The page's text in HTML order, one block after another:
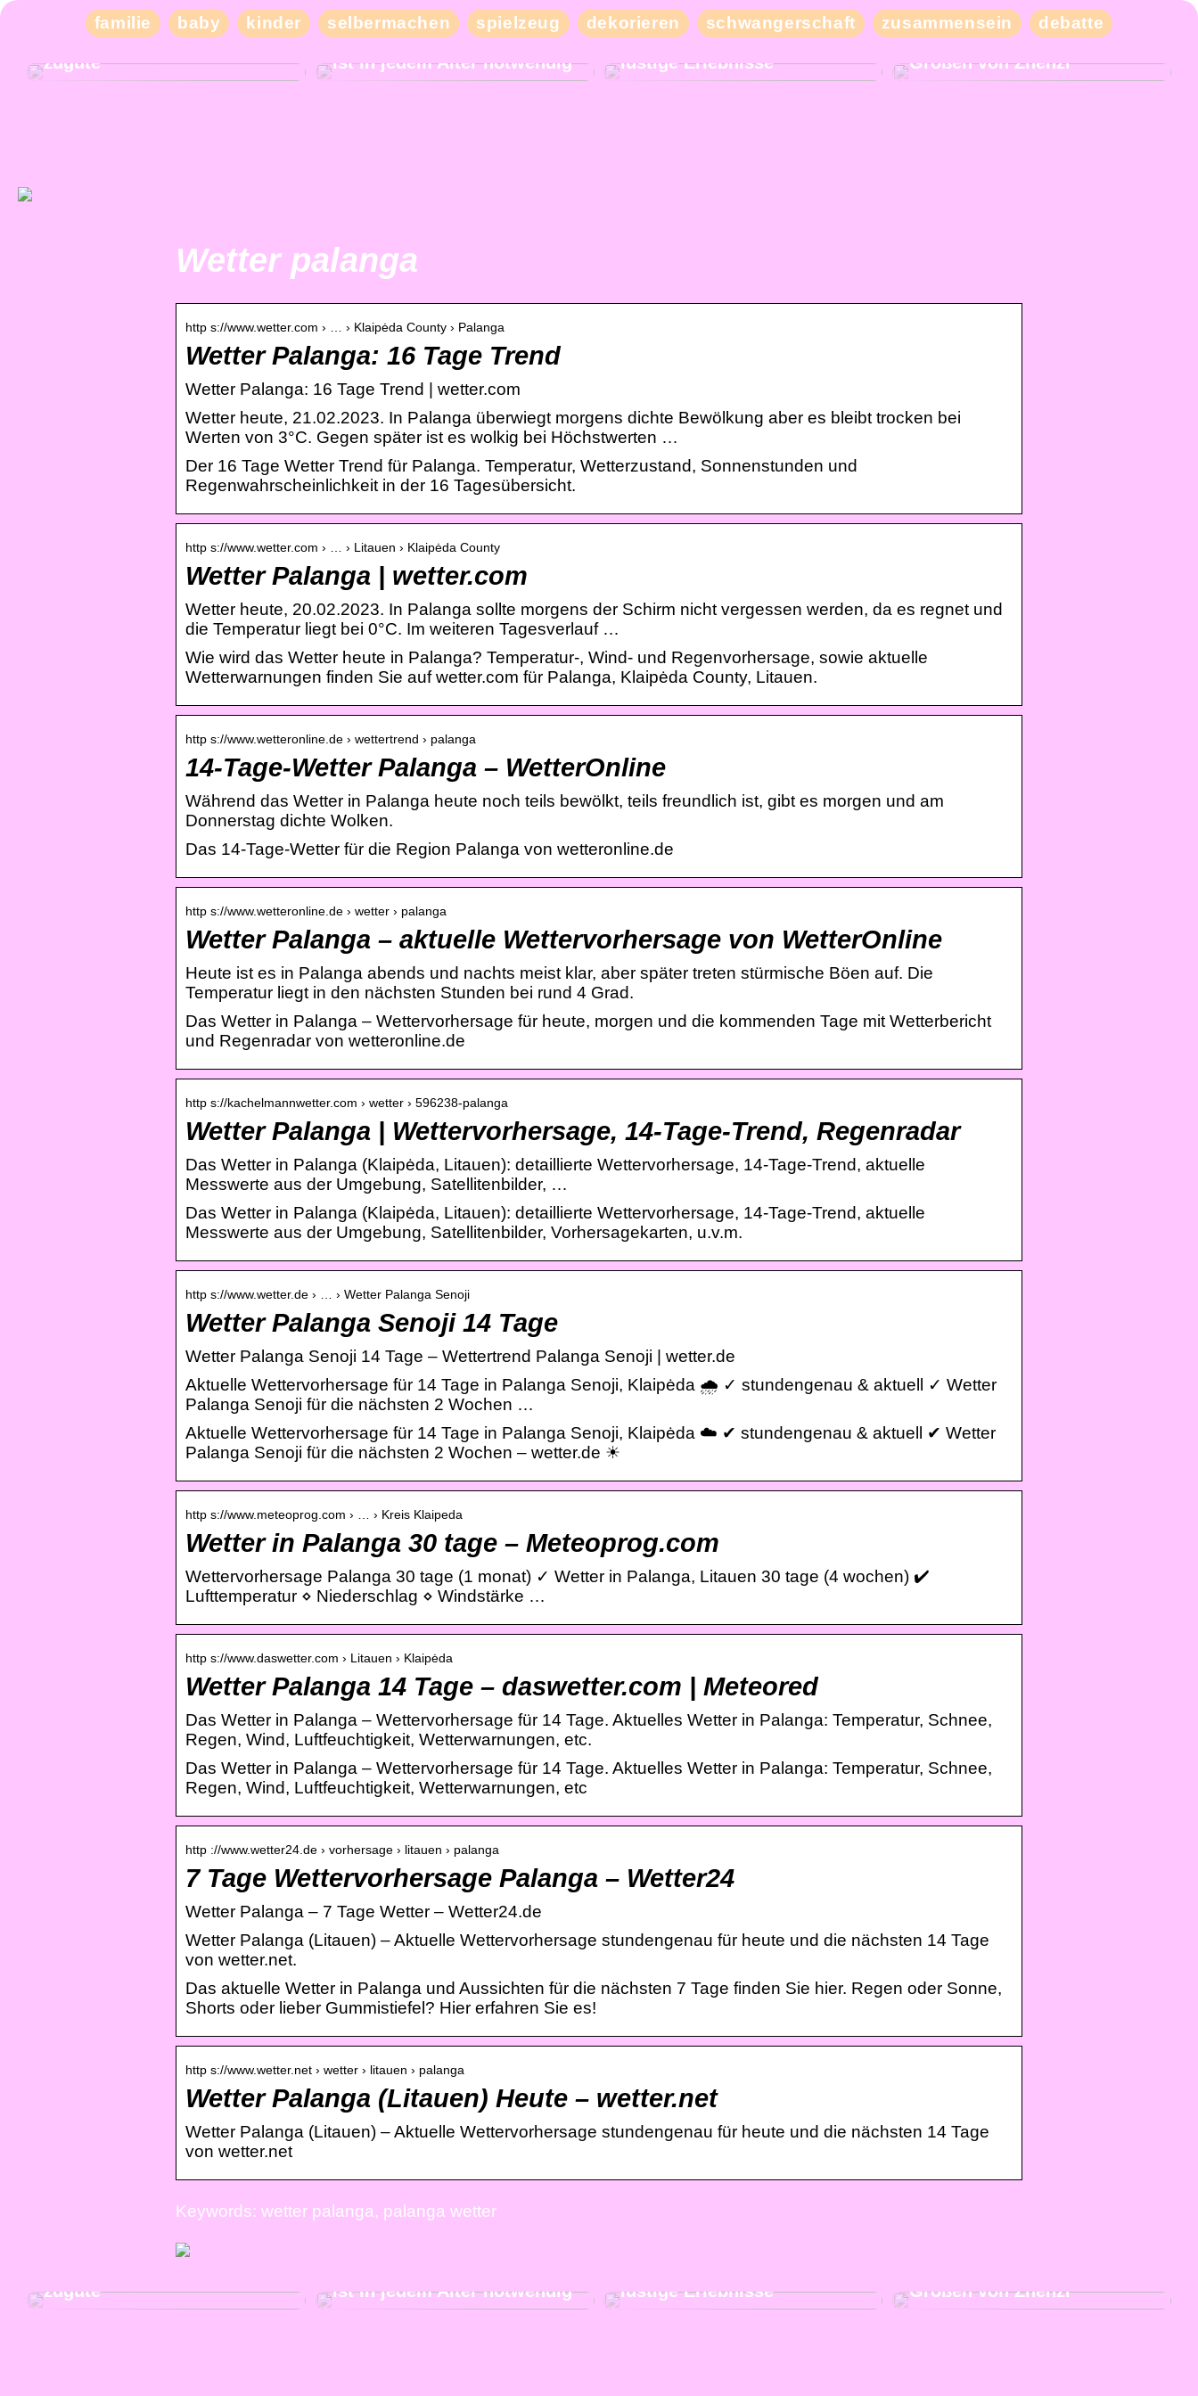
familie baby kinder selbermachen spielzeug dekorieren schwangerschaft zusammensein debatte
Die Therapie in Aarhus
zugute
ist in jedem Alter notwendig
Besuchen Sie unser
Nachbarland und erleben Sie
lustige Erlebnisse
Kaufen Sie moderne und
Größen von Zhenzi
Wetter palanga
http s://www.wetter.com › … › Klaipėda County › Palanga
Wetter Palanga: 16 Tage Trend
Wetter Palanga: 16 Tage Trend | wetter.com
Wetter heute, 21.02.2023. In Palanga überwiegt morgens dichte Bewölkung aber es bleibt trocken bei
Werten von 3°C. Gegen später ist es wolkig bei Höchstwerten …
Der 16 Tage Wetter Trend für Palanga. Temperatur, Wetterzustand, Sonnenstunden und
Regenwahrscheinlichkeit in der 16 Tagesübersicht.
http s://www.wetter.com › … › Litauen › Klaipėda County
Wetter Palanga | wetter.com
Wetter heute, 20.02.2023. In Palanga sollte morgens der Schirm nicht vergessen werden, da es regnet und
die Temperatur liegt bei 0°C. Im weiteren Tagesverlauf …
Wie wird das Wetter heute in Palanga? Temperatur-, Wind- und Regenvorhersage, sowie aktuelle
Wetterwarnungen finden Sie auf wetter.com für Palanga, Klaipėda County, Litauen.
http s://www.wetteronline.de › wettertrend › palanga
14-Tage-Wetter Palanga – WetterOnline
Während das Wetter in Palanga heute noch teils bewölkt, teils freundlich ist, gibt es morgen und am
Donnerstag dichte Wolken.
Das 14-Tage-Wetter für die Region Palanga von wetteronline.de
http s://www.wetteronline.de › wetter › palanga
Wetter Palanga – aktuelle Wettervorhersage von WetterOnline
Heute ist es in Palanga abends und nachts meist klar, aber später treten stürmische Böen auf. Die
Temperatur liegt in den nächsten Stunden bei rund 4 Grad.
Das Wetter in Palanga – Wettervorhersage für heute, morgen und die kommenden Tage mit Wetterbericht
und Regenradar von wetteronline.de
http s://kachelmannwetter.com › wetter › 596238-palanga
Wetter Palanga | Wettervorhersage, 14-Tage-Trend, Regenradar
Das Wetter in Palanga (Klaipėda, Litauen): detaillierte Wettervorhersage, 14-Tage-Trend, aktuelle
Messwerte aus der Umgebung, Satellitenbilder, …
Das Wetter in Palanga (Klaipėda, Litauen): detaillierte Wettervorhersage, 14-Tage-Trend, aktuelle
Messwerte aus der Umgebung, Satellitenbilder, Vorhersagekarten, u.v.m.
http s://www.wetter.de › … › Wetter Palanga Senoji
Wetter Palanga Senoji 14 Tage
Wetter Palanga Senoji 14 Tage – Wettertrend Palanga Senoji | wetter.de
Aktuelle Wettervorhersage für 14 Tage in Palanga Senoji, Klaipėda 🌧️ ✓ stundengenau & aktuell ✓ Wetter
Palanga Senoji für die nächsten 2 Wochen …
Aktuelle Wettervorhersage für 14 Tage in Palanga Senoji, Klaipėda ☁️ ✔ stundengenau & aktuell ✔ Wetter
Palanga Senoji für die nächsten 2 Wochen – wetter.de ☀
http s://www.meteoprog.com › … › Kreis Klaipeda
Wetter in Palanga 30 tage – Meteoprog.com
Wettervorhersage Palanga 30 tage (1 monat) ✓ Wetter in Palanga, Litauen 30 tage (4 wochen) ✔️
Lufttemperatur ⋄ Niederschlag ⋄ Windstärke …
http s://www.daswetter.com › Litauen › Klaipėda
Wetter Palanga 14 Tage – daswetter.com | Meteored
Das Wetter in Palanga – Wettervorhersage für 14 Tage. Aktuelles Wetter in Palanga: Temperatur, Schnee,
Regen, Wind, Luftfeuchtigkeit, Wetterwarnungen, etc.
Das Wetter in Palanga – Wettervorhersage für 14 Tage. Aktuelles Wetter in Palanga: Temperatur, Schnee,
Regen, Wind, Luftfeuchtigkeit, Wetterwarnungen, etc
http ://www.wetter24.de › vorhersage › litauen › palanga
7 Tage Wettervorhersage Palanga – Wetter24
Wetter Palanga – 7 Tage Wetter – Wetter24.de
Wetter Palanga (Litauen) – Aktuelle Wettervorhersage stundengenau für heute und die nächsten 14 Tage
von wetter.net.
Das aktuelle Wetter in Palanga und Aussichten für die nächsten 7 Tage finden Sie hier. Regen oder Sonne,
Shorts oder lieber Gummistiefel? Hier erfahren Sie es!
http s://www.wetter.net › wetter › litauen › palanga
Wetter Palanga (Litauen) Heute – wetter.net
Wetter Palanga (Litauen) – Aktuelle Wettervorhersage stundengenau für heute und die nächsten 14 Tage
von wetter.net
Keywords: wetter palanga, palanga wetter
Die Therapie in Aarhus
zugute
ist in jedem Alter notwendig
lustige Erlebnisse
Größen von Zhenzi